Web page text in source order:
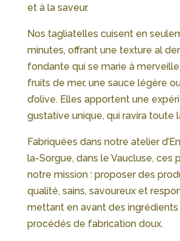
et à la saveur.
Nos tagliatelles cuisent en
minutes, offrant une texture al
fondante qui se marie à
fruits de mer, une sauce légère
d’olive. Elles apportent une
gustative unique, qui ravira toute
Fabriquées dans notre atelier
la-Sorgue, dans le Vaucluse, ces
notre mission : proposer des
qualité, sains, savoureux et
mettant en avant des
procédés de fabrication doux.